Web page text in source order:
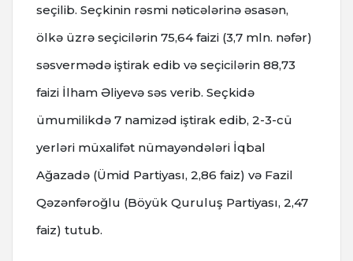
seçilib. Seçkinin rəsmi nəticələrinə əsasən,
ölkə üzrə seçicilərin 75,64 faizi (3,7 mln. nəfər)
səsvermədə iştirak edib və seçicilərin 88,73
faizi İlham Əliyevə səs verib. Seçkidə
ümumilikdə 7 namizəd iştirak edib, 2-3-cü
yerləri müxalifət nümayəndələri İqbal
Ağazadə (Ümid Partiyası, 2,86 faiz) və Fazil
Qəzənfəroğlu (Böyük Quruluş Partiyası, 2,47
faiz) tutub.